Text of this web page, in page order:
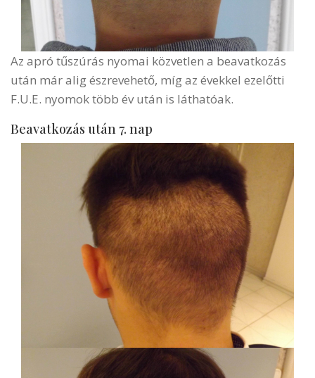
Az apró tűszúrás nyomai közvetlen a beavatkozás
után már alig észrevehető, míg az évekkel ezelőtti
F.U.E. nyomok több év után is láthatóak.
Beavatkozás után 7. nap